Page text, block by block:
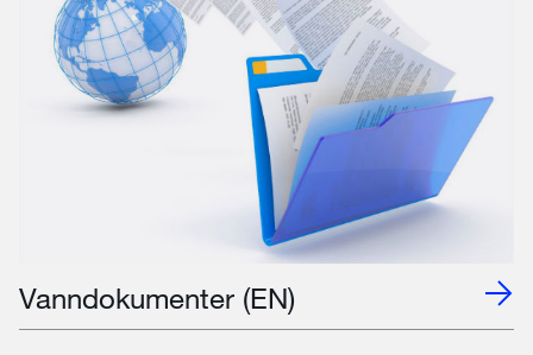
Vanndokumenter (EN)